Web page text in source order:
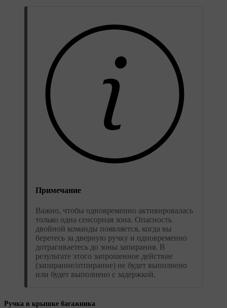
Примечание
Важно, чтобы одновременно активировалась
только одна сенсорная зона. Опасность
двойной команды появляется, когда вы
беретесь за дверную ручку и одновременно
дотрагиваетесь до зоны запирания. В
результате этого запрошенное действие
(запирание/отпирание) не будет выполнено
или будет выполнено с задержкой.
Ручка в крышке багажника